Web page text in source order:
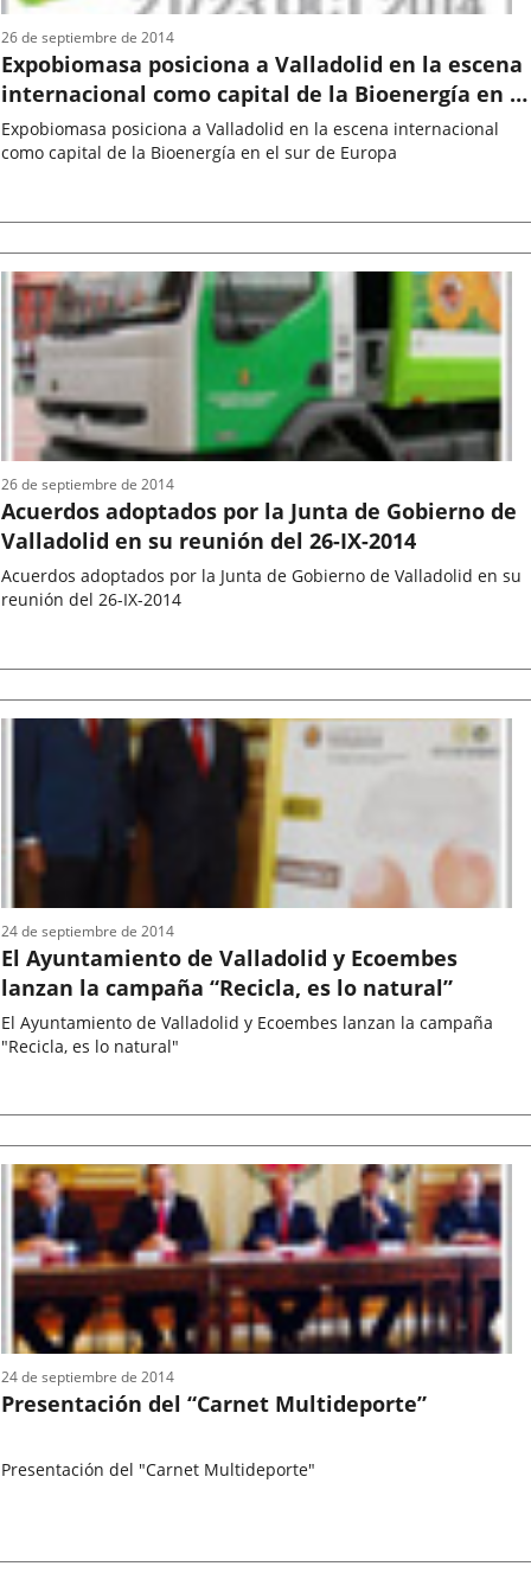
Expobiomasa posiciona a Valladolid en la escena
internacional como capital de la Bioenergía en el
sur de Europa
Expobiomasa posiciona a Valladolid en la escena internacional
como capital de la Bioenergía en el sur de Europa
de
la
noticia
26 de septiembre de 2014
Acuerdos adoptados por la Junta de Gobierno de
Valladolid en su reunión del 26-IX-2014
Acuerdos adoptados por la Junta de Gobierno de Valladolid en su
reunión del 26-IX-2014
de
la
26 de septiembre de 2014
El Ayuntamiento de Valladolid y Ecoembes
lanzan la campaña “Recicla, es lo natural”
El Ayuntamiento de Valladolid y Ecoembes lanzan la campaña
"Recicla, es lo natural"
de
la
noticia
24 de septiembre de 2014
Presentación del “Carnet Multideporte”
Presentación del "Carnet Multideporte"
24 de septiembre de 2014